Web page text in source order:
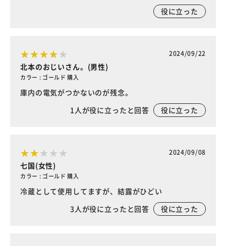
役に立った
2024/09/22
北本のおじいさん。(男性)
カラー : ゴールド 購入
庫内の電気がつかないのが残念。
1人が役に立ったと回答 役に立った
2024/09/08
七国(女性)
カラー : ゴールド 購入
冷蔵として使用してますが、結露がひどい
3人が役に立ったと回答 役に立った